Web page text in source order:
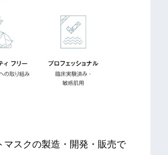
スクの製造・開発・販売で